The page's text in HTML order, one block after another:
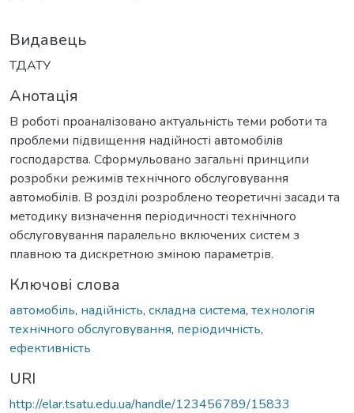
Видавець
ТДАТУ
Анотація
В роботі проаналізовано актуальність теми роботи та
проблеми підвищення надійності автомобілів
господарства. Сформульовано загальні принципи
розробки режимів технічного обслуговування
автомобілів. В розділі розроблено теоретичні засади та
методику визначення періодичності технічного
обслуговування паралельно включених систем з
плавною та дискретною зміною параметрів.
Ключові слова
автомобіль, надійність, складна система, технологія
технічного обслуговування, періодичність,
ефективність
URI
http://elar.tsatu.edu.ua/handle/123456789/15833